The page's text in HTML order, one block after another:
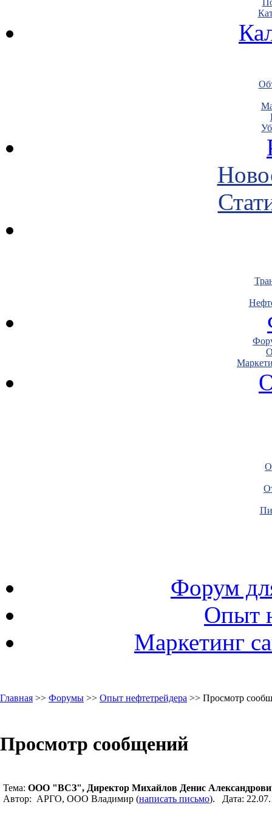
Форум
Опыт
Маркетинг
Главная >> Форумы >> Опыт нефтетрейдера >> Просмотр
Просмотр сообщений
Тема: ООО "ВСЗ", Директор Михайлов Денис
Автор: АРГО, ООО Владимир (написать письмо). Дата: